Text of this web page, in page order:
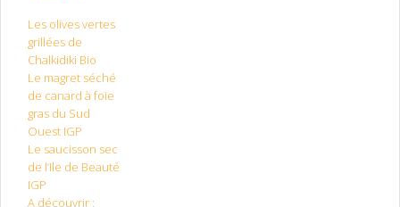
Les olives vertes
grillées de
Chalkidiki Bio
Le magret séché
de canard à foie
gras du Sud
Ouest IGP
Le saucisson sec
de l’Ile de Beauté
IGP
A découvrir :